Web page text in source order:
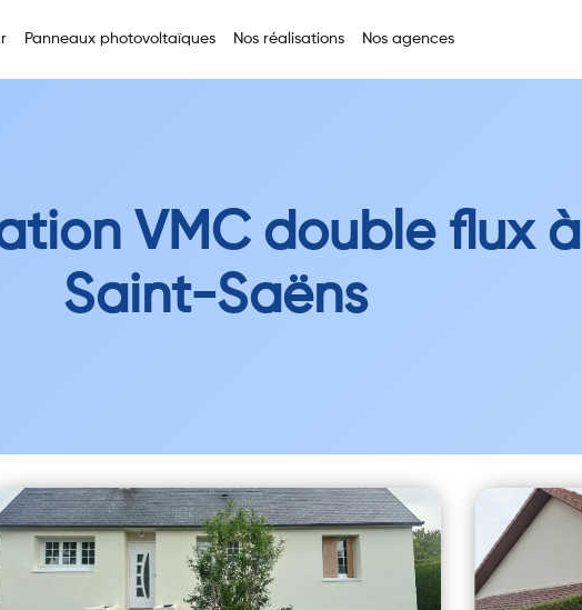
Panneaux photovoltaïques Nos réalisations Nos agences
VMC double flux à
Saint-Saëns